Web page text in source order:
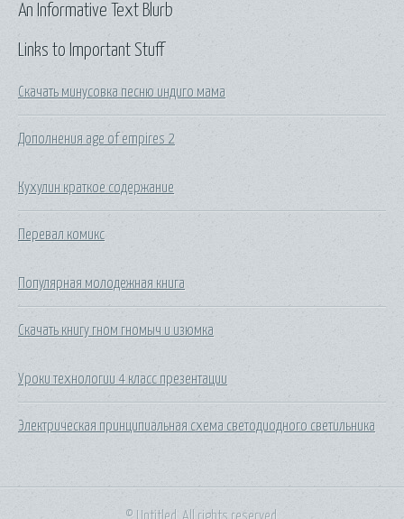
Links to Important Stuff
Скачать минусовка песню индиго мама
Дополнения age of empires 2
Кухулин краткое содержание
Перевал комикс
Популярная молодежная книга
Скачать книгу гном гномыч и изюмка
Уроки технологии 4 класс презентации
Электрическая принципиальная схема светодиодного светильника
An Informative Text Blurb
© Untitled. All rights reserved.